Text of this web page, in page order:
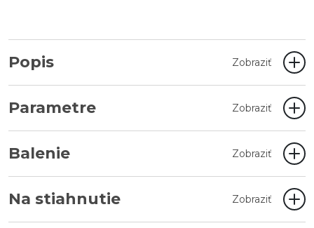
Popis Zobraziť
Parametre Zobraziť
Balenie Zobraziť
Na stiahnutie Zobraziť